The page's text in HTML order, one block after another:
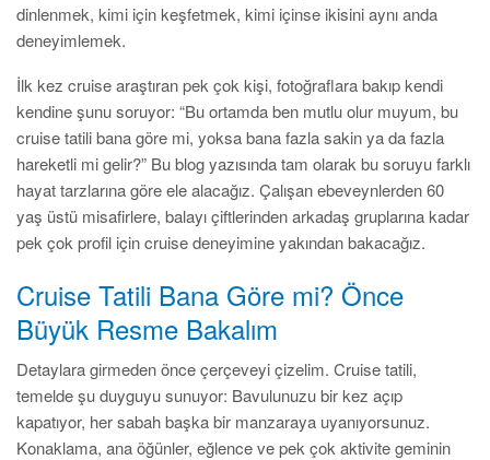
dinlenmek, kimi için keşfetmek, kimi içinse ikisini aynı anda
deneyimlemek.
İlk kez cruise araştıran pek çok kişi, fotoğraflara bakıp kendi
kendine şunu soruyor: “Bu ortamda ben mutlu olur muyum, bu
cruise tatili bana göre mi, yoksa bana fazla sakin ya da fazla
hareketli mi gelir?” Bu blog yazısında tam olarak bu soruyu farklı
hayat tarzlarına göre ele alacağız. Çalışan ebeveynlerden 60
yaş üstü misafirlere, balayı çiftlerinden arkadaş gruplarına kadar
pek çok profil için cruise deneyimine yakından bakacağız.
Cruise Tatili Bana Göre mi? Önce
Büyük Resme Bakalım
Detaylara girmeden önce çerçeveyi çizelim. Cruise tatili,
temelde şu duyguyu sunuyor: Bavulunuzu bir kez açıp
kapatıyor, her sabah başka bir manzaraya uyanıyorsunuz.
Konaklama, ana öğünler, eğlence ve pek çok aktivite geminin